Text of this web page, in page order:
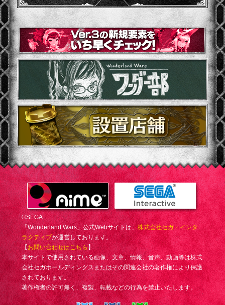
©SEGA
「Wonderland Wars」公式Webサイトは、株式会社セガ・インタ
ラクティブが運営しております。
【お問い合わせはこちら】
本サイトで使用されている画像、文章、情報、音声、動画等は株式
会社セガホールディングスまたはその関連会社の著作権により保護
されております。
著作権者の許可無く、複製、転載などの行為を禁止いたします。